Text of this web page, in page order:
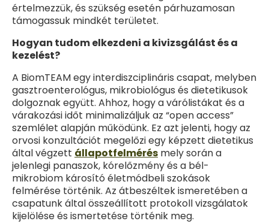
értelmezzük, és szükség esetén párhuzamosan
támogassuk mindkét területet.
Hogyan tudom elkezdeni a kivizsgálást és a
kezelést?
A BiomTEAM egy interdiszciplináris csapat, melyben
gasztroenterológus, mikrobiológus és dietetikusok
dolgoznak együtt. Ahhoz, hogy a várólistákat és a
várakozási időt minimalizáljuk az “open access”
szemlélet alapján működünk. Ez azt jelenti, hogy az
orvosi konzultációt megelőzi egy képzett dietetikus
által végzett állapotfelmérés mely során a
jelenlegi panaszok, kórelőzmény és a bél-
mikrobiom károsító életmódbeli szokások
felmérése történik. Az átbeszéltek ismeretében a
csapatunk által összeállított protokoll vizsgálatok
kijelölése és ismertetése történik meg.